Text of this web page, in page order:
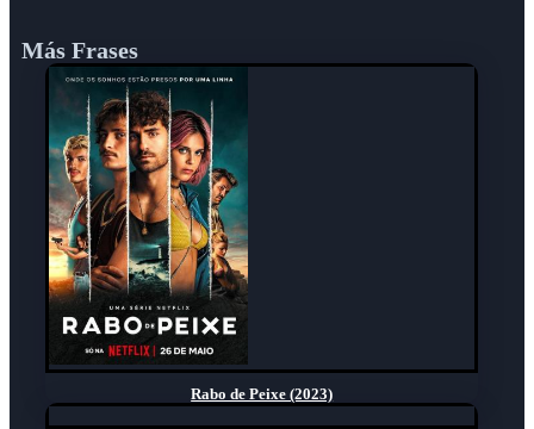
Más Frases
Rabo de Peixe (2023)